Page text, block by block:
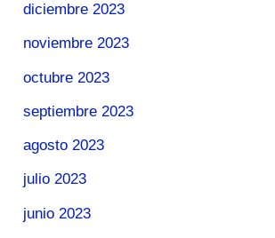
diciembre 2023
noviembre 2023
octubre 2023
septiembre 2023
agosto 2023
julio 2023
junio 2023